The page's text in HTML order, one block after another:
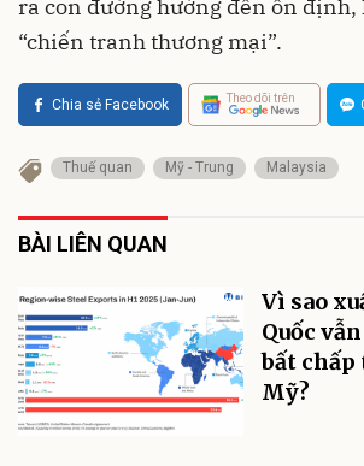
ra con đường hướng đến ổn định,
“chiến tranh thương mại”.
Chia sẻ Facebook Theo dõi trên
Thuế quan Mỹ - Trung Malaysia
BÀI LIÊN QUAN
Vì sao
Quốc
bất chấp
Mỹ?